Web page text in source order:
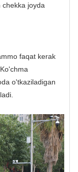
joyda
faqat kerak
o'tkaziladigan